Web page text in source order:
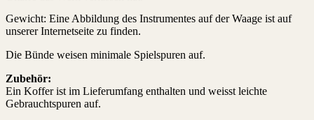
Gewicht: Eine Abbildung des Instrumentes auf der Waage ist auf
unserer Internetseite zu finden.
Die Bünde weisen minimale Spielspuren auf.
Zubehör:
Ein Koffer ist im Lieferumfang enthalten und weisst leichte
Gebrauchtspuren auf.